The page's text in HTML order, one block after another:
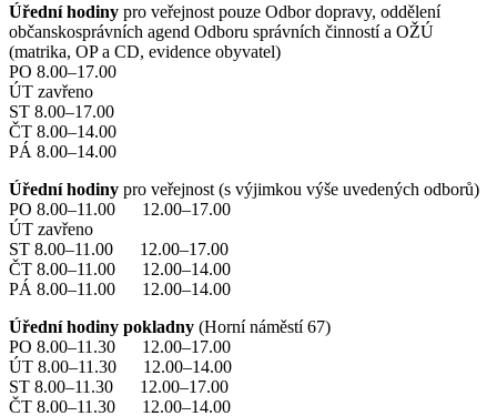
Úřední hodiny pro veřejnost pouze Odbor dopravy, oddělení
občanskosprávních agend Odboru správních činností a OŽÚ
(matrika, OP a CD, evidence obyvatel)
PO 8.00–17.00
ÚT zavřeno
ST 8.00–17.00
ČT 8.00–14.00
PÁ 8.00–14.00
Úřední hodiny pro veřejnost (s výjimkou výše uvedených odborů)
PO 8.00–11.00 12.00–17.00
ÚT zavřeno
ST 8.00–11.00 12.00–17.00
ČT 8.00–11.00 12.00–14.00
PÁ 8.00–11.00 12.00–14.00
Úřední hodiny pokladny (Horní náměstí 67)
PO 8.00–11.30 12.00–17.00
ÚT 8.00–11.30 12.00–14.00
ST 8.00–11.30 12.00–17.00
ČT 8.00–11.30 12.00–14.00